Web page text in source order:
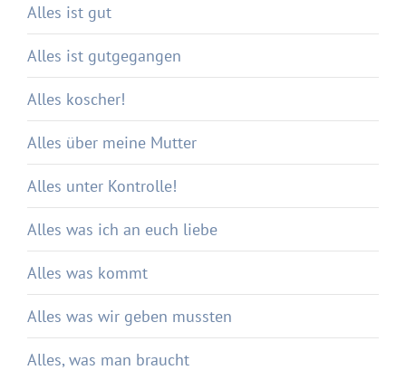
Alles ist gut
Alles ist gutgegangen
Alles koscher!
Alles über meine Mutter
Alles unter Kontrolle!
Alles was ich an euch liebe
Alles was kommt
Alles was wir geben mussten
Alles, was man braucht